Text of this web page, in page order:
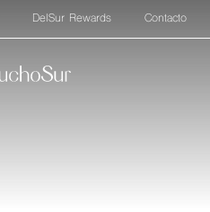
DelSur Rewards Contacto